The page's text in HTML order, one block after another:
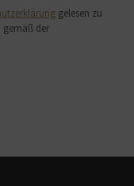
gelesen zu
gemäß der